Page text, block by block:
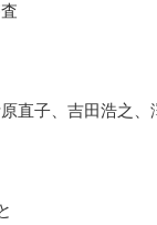
直子、吉田浩之